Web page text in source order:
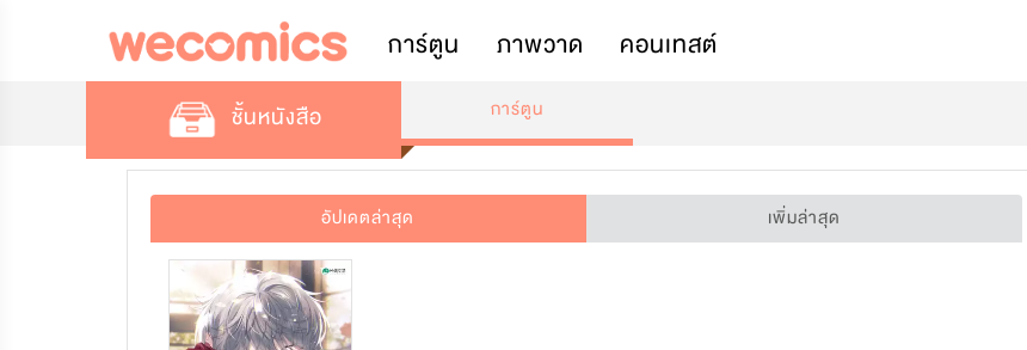
การ์ตูน ภาพวาด คอนเทสต์
ชั้นหนังสือ การ์ตูน
อัปเดตล่าสุด เพิ่มล่าสุด